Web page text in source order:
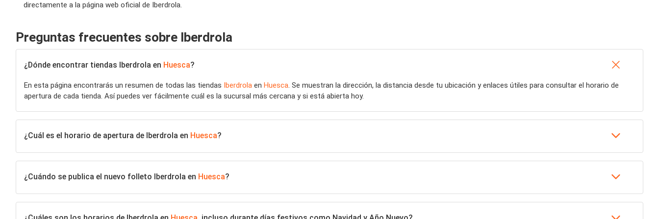
directamente a la página web oficial de Iberdrola.
Preguntas frecuentes sobre Iberdrola
¿Dónde encontrar tiendas Iberdrola en Huesca?
En esta página encontrarás un resumen de todas las tiendas Iberdrola en Huesca. Se muestran la dirección, la distancia desde tu ubicación y enlaces útiles para consultar el horario de
apertura de cada tienda. Así puedes ver fácilmente cuál es la sucursal más cercana y si está abierta hoy.
¿Cuál es el horario de apertura de Iberdrola en Huesca?
¿Cuándo se publica el nuevo folleto Iberdrola en Huesca?